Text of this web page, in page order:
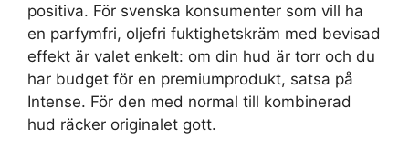
positiva. För svenska konsumenter som vill ha
en parfymfri, oljefri fuktighetskräm med bevisad
effekt är valet enkelt: om din hud är torr och du
har budget för en premiumprodukt, satsa på
Intense. För den med normal till kombinerad
hud räcker originalet gott.